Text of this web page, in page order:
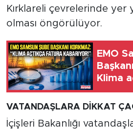
Kırklareli çevrelerinde yer
olması öngörülüyor.
EMO
Klima
VATANDAŞLARA DİKKAT
İçişleri Bakanlığı